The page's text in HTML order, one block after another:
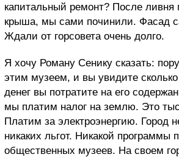
капитальный ремонт? После ливня
крыша, мы сами починили. Фасад
Ждали от горсовета очень долго.
Я хочу Роману Сенику сказать:
этим музеем, и вы увидите
денег вы потратите на его
мы платим налог на землю. Это
Платим за электроэнергию. Город
никаких льгот. Никакой программы
общественных музеев. На своем